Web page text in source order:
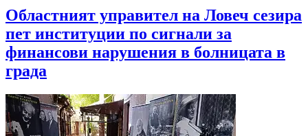
Областният управител на Ловеч сезира
пет институции по сигнали за
финансови нарушения в болницата в
града